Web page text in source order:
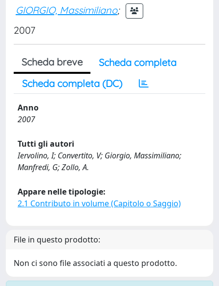
GIORGIO, Massimiliano;
2007
Scheda breve
Scheda completa
Scheda completa (DC)
Anno
2007
Tutti gli autori
Iervolino, I; Convertito, V; Giorgio, Massimiliano;
Manfredi, G; Zollo, A.
Appare nelle tipologie:
2.1 Contributo in volume (Capitolo o Saggio)
File in questo prodotto:
Non ci sono file associati a questo prodotto.